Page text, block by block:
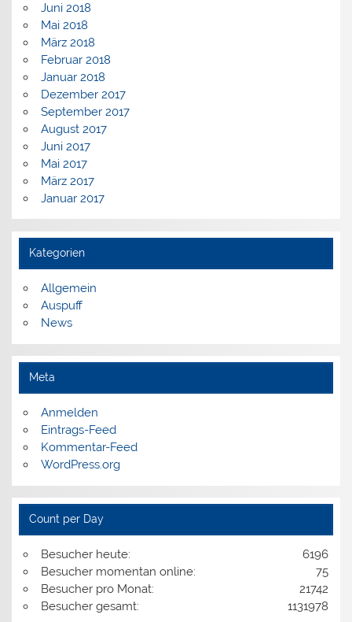
Juni 2018
Mai 2018
März 2018
Februar 2018
Januar 2018
Dezember 2017
September 2017
August 2017
Juni 2017
Mai 2017
März 2017
Januar 2017
Kategorien
Allgemein
Auspuff
News
Meta
Anmelden
Eintrags-Feed
Kommentar-Feed
WordPress.org
Count per Day
6196
Besucher heute:
75
Besucher momentan online:
21742
Besucher pro Monat:
1131978
Besucher gesamt: